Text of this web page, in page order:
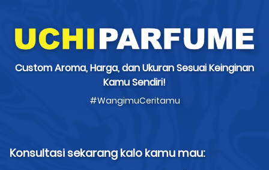
Custom Aroma, Harga, dan Ukuran Sesuai Keinginan
Kamu Sendiri!
#WangimuCeritamu
Konsultasi sekarang kalo kamu mau: